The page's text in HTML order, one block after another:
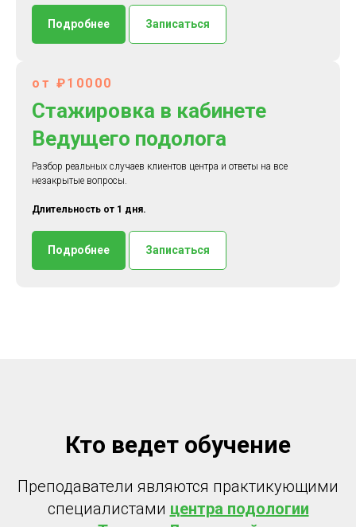
Подробнее Записаться
от ₽10000
Стажировка в кабинете
Ведущего подолога
Разбор реальных случаев клиентов центра и ответы на все
незакрытые вопросы.
Длительность от 1 дня.
Подробнее Записаться
Кто ведет обучение
Преподаватели являются практикующими
специалистами центра подологии